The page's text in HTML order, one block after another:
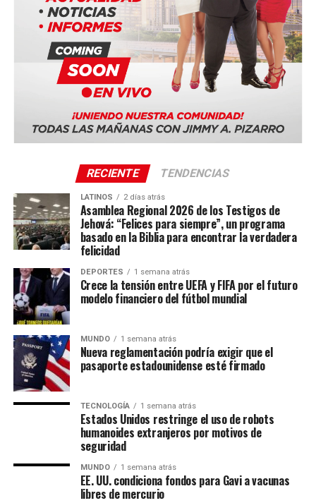
RECIENTE TENDENCIAS
LATINOS 2 días atrás
Asamblea Regional 2026 de los Testigos de
Jehová: “Felices para siempre”, un programa
basado en la Biblia para encontrar la verdadera
felicidad
DEPORTES 1 semana atrás
Crece la tensión entre UEFA y FIFA por el futuro
modelo financiero del fútbol mundial
MUNDO 1 semana atrás
Nueva reglamentación podría exigir que el
pasaporte estadounidense esté firmado
TECNOLOGÍA 1 semana atrás
Estados Unidos restringe el uso de robots
humanoides extranjeros por motivos de
seguridad
MUNDO 1 semana atrás
EE. UU. condiciona fondos para Gavi a vacunas
libres de mercurio